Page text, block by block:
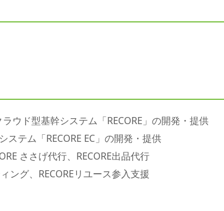
ウド型基幹システム「RECORE」の開発・提供
ステム「RECORE EC」の開発・提供
ささげ代行、RECORE出品代行
ング、RECOREリユース参入支援